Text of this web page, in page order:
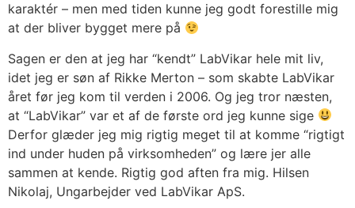
karaktér – men med tiden kunne jeg godt forestille mig
at der bliver bygget mere på
Sagen er den at jeg har “kendt” LabVikar hele mit liv,
idet jeg er søn af Rikke Merton – som skabte LabVikar
året før jeg kom til verden i 2006. Og jeg tror næsten,
at “LabVikar” var et af de første ord jeg kunne sige
Derfor glæder jeg mig rigtig meget til at komme “rigtigt
ind under huden på virksomheden” og lære jer alle
sammen at kende. Rigtig god aften fra mig. Hilsen
Nikolaj, Ungarbejder ved LabVikar ApS.